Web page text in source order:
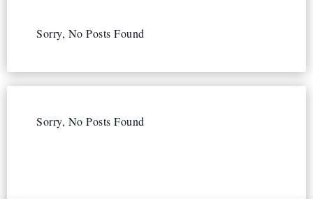
Sorry, No Posts Found
Sorry, No Posts Found